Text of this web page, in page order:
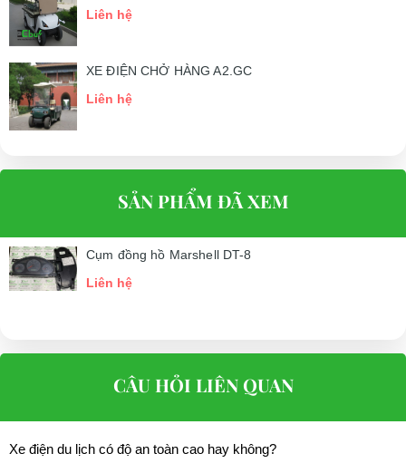
Liên hệ
XE ĐIỆN CHỞ HÀNG A2.GC
Liên hệ
SẢN PHẨM ĐÃ XEM
Cụm đồng hồ Marshell DT-8
Liên hệ
CÂU HỎI LIÊN QUAN
Xe điện du lịch có độ an toàn cao hay không?